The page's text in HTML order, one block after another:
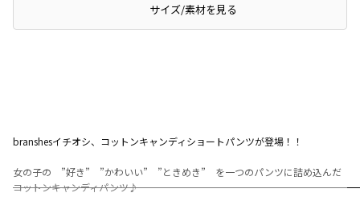
サイズ/素材を見る
branshesイチオシ、コットンキャンディショートパンツが登場！！
女の子の ”好き” ”かわいい” ”ときめき” を一つのパンツに詰め込んだ
コットンキャンディパンツ♪